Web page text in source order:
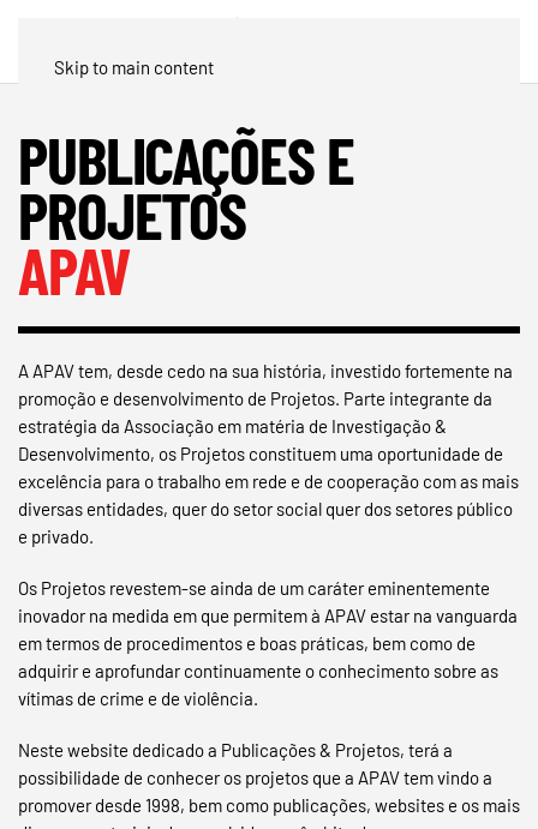
Skip to main content
PUBLICAÇÕES E
PROJETOS
APAV
A APAV tem, desde cedo na sua história, investido fortemente na
promoção e desenvolvimento de Projetos. Parte integrante da
estratégia da Associação em matéria de Investigação &
Desenvolvimento, os Projetos constituem uma oportunidade de
excelência para o trabalho em rede e de cooperação com as mais
diversas entidades, quer do setor social quer dos setores público
e privado.
Os Projetos revestem-se ainda de um caráter eminentemente
inovador na medida em que permitem à APAV estar na vanguarda
em termos de procedimentos e boas práticas, bem como de
adquirir e aprofundar continuamente o conhecimento sobre as
vítimas de crime e de violência.
Neste website dedicado a Publicações & Projetos, terá a
possibilidade de conhecer os projetos que a APAV tem vindo a
promover desde 1998, bem como publicações, websites e os mais